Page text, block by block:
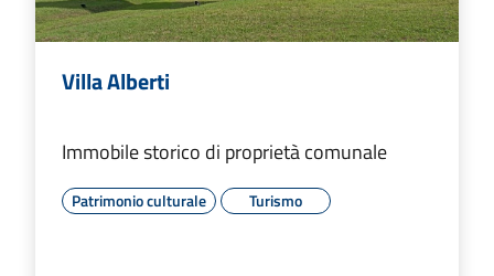
Villa Alberti
Immobile storico di proprietà comunale
Patrimonio culturale Turismo